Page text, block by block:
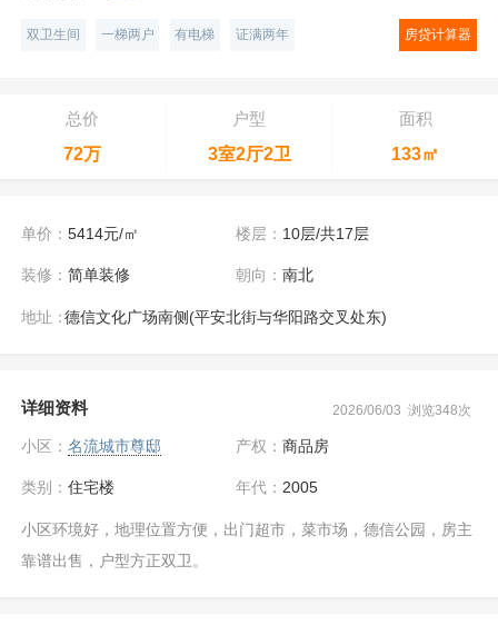
双卫生间 一梯两户 有电梯 证满两年 房贷计算器
总价
72万
户型
3室2厅2卫
面积
133㎡
单价：5414元/㎡ 楼层： 10层/共17层
装修：简单装修 朝向： 南北
地址：德信文化广场南侧(平安北街与华阳路交叉处东)
详细资料 2026/06/03 浏览348次
小区：名流城市尊邸 产权： 商品房
类别：住宅楼 年代： 2005
小区环境好，地理位置方便，出门超市，菜市场，德信公园，房主
靠谱出售，户型方正双卫。